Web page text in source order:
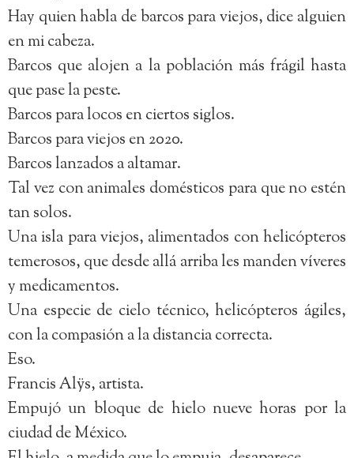
Hay quien habla de barcos para viejos, dice alguien
en mi cabeza.
Barcos que alojen a la población más frágil hasta
que pase la peste.
Barcos para locos en ciertos siglos.
Barcos para viejos en 2020.
Barcos lanzados a altamar.
Tal vez con animales domésticos para que no estén
tan solos.
Una isla para viejos, alimentados con helicópteros
temerosos, que desde allá arriba les manden víveres
y medicamentos.
Una especie de cielo técnico, helicópteros ágiles,
con la compasión a la distancia correcta.
Eso.
Francis Alÿs, artista.
Empujó un bloque de hielo nueve horas por la
ciudad de México.